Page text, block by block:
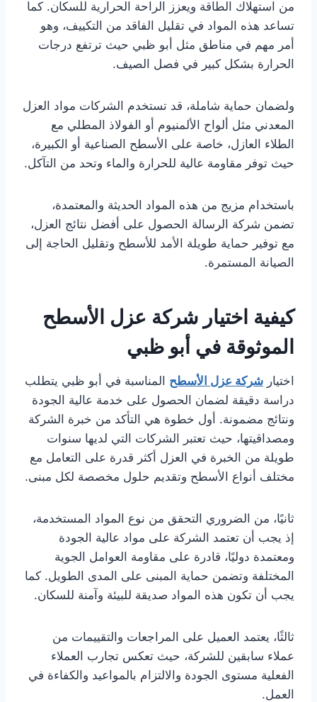
من استهلاك الطاقة ويعزز الراحة الحرارية للسكان. كما
تساعد هذه المواد في تقليل الفاقد من التكييف، وهو
أمر مهم في مناطق مثل أبو ظبي حيث ترتفع درجات
الحرارة بشكل كبير في فصل الصيف.
ولضمان حماية شاملة، قد تستخدم الشركات مواد العزل
المعدني مثل ألواح الألمنيوم أو الفولاذ المطلي مع
الطلاء العازل، خاصة على الأسطح الصناعية أو الكبيرة،
حيث توفر مقاومة عالية للحرارة والماء وتحد من التآكل.
باستخدام مزيج من هذه المواد الحديثة والمعتمدة،
تضمن شركة الرسالة الحصول على أفضل نتائج العزل،
مع توفير حماية طويلة الأمد للأسطح وتقليل الحاجة إلى
الصيانة المستمرة.
كيفية اختيار شركة عزل الأسطح
الموثوقة في أبو ظبي
اختيار شركة عزل الأسطح المناسبة في أبو ظبي يتطلب
دراسة دقيقة لضمان الحصول على خدمة عالية الجودة
ونتائج مضمونة. أول خطوة هي التأكد من خبرة الشركة
ومصداقيتها، حيث تعتبر الشركات التي لديها سنوات
طويلة من الخبرة في العزل أكثر قدرة على التعامل مع
مختلف أنواع الأسطح وتقديم حلول مخصصة لكل مبنى.
ثانيًا، من الضروري التحقق من نوع المواد المستخدمة،
إذ يجب أن تعتمد الشركة على مواد عالية الجودة
ومعتمدة دوليًا، قادرة على مقاومة العوامل الجوية
المختلفة وتضمن حماية المبنى على المدى الطويل. كما
يجب أن تكون هذه المواد صديقة للبيئة وآمنة للسكان.
ثالثًا، يعتمد العميل على المراجعات والتقييمات من
عملاء سابقين للشركة، حيث تعكس تجارب العملاء
الفعلية مستوى الجودة والالتزام بالمواعيد والكفاءة في
العمل.